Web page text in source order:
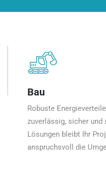
Bau
Robuste
zuverlässig, sicher
Lösungen bleibt Ihr
anspruchsvoll die